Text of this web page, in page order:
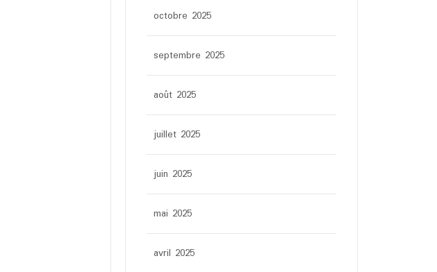
octobre 2025
septembre 2025
août 2025
juillet 2025
juin 2025
mai 2025
avril 2025